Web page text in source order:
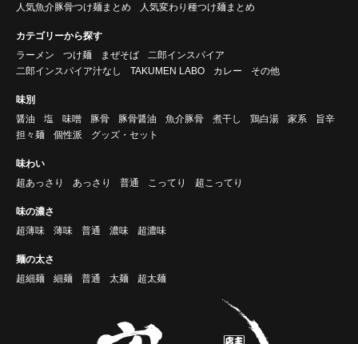
人気魚介豚骨つけ麺まとめ
人気変わり種つけ麺まとめ
カテゴリーから探す
ラーメン
つけ麺 まぜそば
二郎インスパイア
二郎インスパイア汁なし
TAKUMEN LABO カレー その他
味別
醤油
塩 味噌 豚骨 豚骨醤油 魚介豚骨 煮干し 鶏白湯 家系
旨辛
担々麺
個性派 グッズ・セット
味わい
超あっさり
あっさり 普通 こってり 超こってり
味の濃さ
超薄味
薄味 普通 濃味 超濃味
麺の太さ
超細麺
細麺 普通 太麺 超太麺